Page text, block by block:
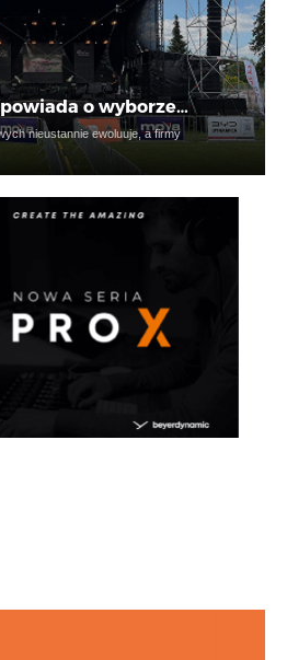
o wyborze…
nieustannie ewoluuje, a firmy